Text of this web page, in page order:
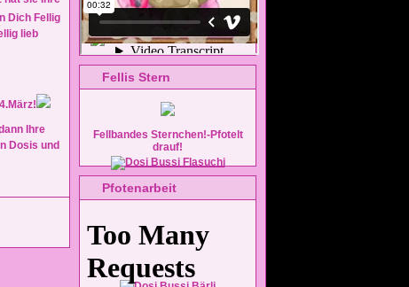
Dich Fellig
lieb
Ihre
Dosis und
Fellis Stern
Fellbandes Sternchen!-Pfotelt
drauf!
Pfotenarbeit